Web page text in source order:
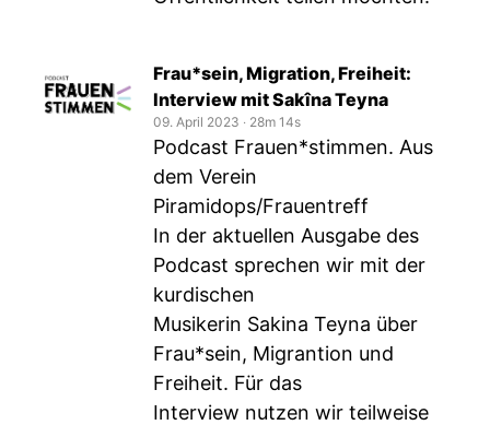
Frau*sein, Migration, Freiheit:
Interview mit Sakîna Teyna
09. April 2023 ‧ 28m 14s
Podcast Frauen*stimmen. Aus
dem Verein
Piramidops/Frauentreff
In der aktuellen Ausgabe des
Podcast sprechen wir mit der
kurdischen
Musikerin Sakina Teyna über
Frau*sein, Migrantion und
Freiheit. Für das
Interview nutzen wir teilweise